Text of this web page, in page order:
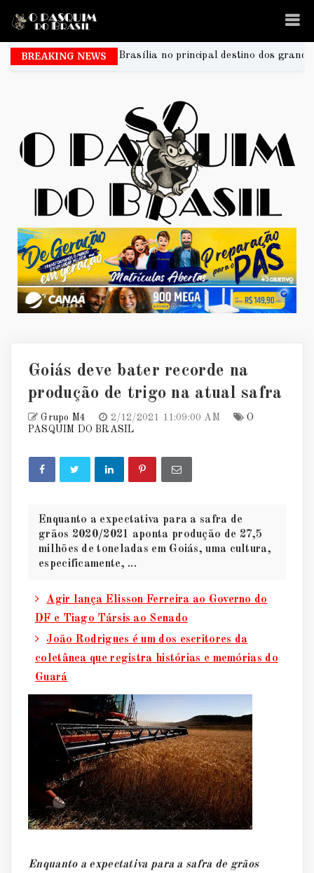
BREAKING NEWS
no principal destino dos grandes shows do Brasil
Goiás deve bater recorde na
produção de trigo na atual safra
Grupo M4 2/12/2021 11:09:00 AM
O
PASQUIM DO BRASIL
Enquanto a expectativa para a safra de
grãos 2020/2021 aponta produção de 27,5
milhões de toneladas em Goiás, uma cultura,
especificamente, ...
Agir lança Elisson Ferreira ao Governo do
DF e Tiago Társis ao Senado
João Rodrigues é um dos escritores da
coletânea que registra histórias e memórias do
Guará
Enquanto a expectativa para a safra de grãos